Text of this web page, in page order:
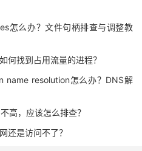
怎么办？文件句柄排查与调整教
何找到占用流量的进程？
name resolution怎么办？DNS解
高，应该怎么排查？
还是访问不了？